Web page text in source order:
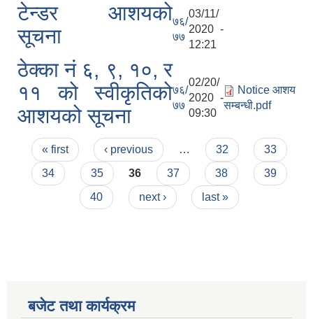
टेन्डर आशयको
सूचना
७६/
७७
03/11/
2020 -
12:21
ठेक्का नं ६, ९, १०, र
११ को स्वीकृतिको
आशयको सूचना
७६/
७७
02/20/
2020 -
09:30
Notice आशय
सम्बन्धी.pdf
Pages
« first ‹ previous … 32
33
34
35 36 37 38
39
40
next › last »
बजेट तथा कार्यक्रम